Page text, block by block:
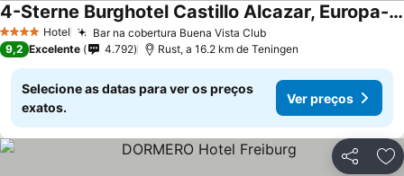
4 EstrelasHotel Bar na cobertura Buena Vista ClubVer preços
4-Sterne Burghotel Castillo Alcazar, Europa-Park Erlebnis-Resort
Ver preços
9,2 Excelente 4.792 Rust, a 16.2 km de Teningen
Selecione as datas para ver os preços
exatos.
Ver preços
Partilhar